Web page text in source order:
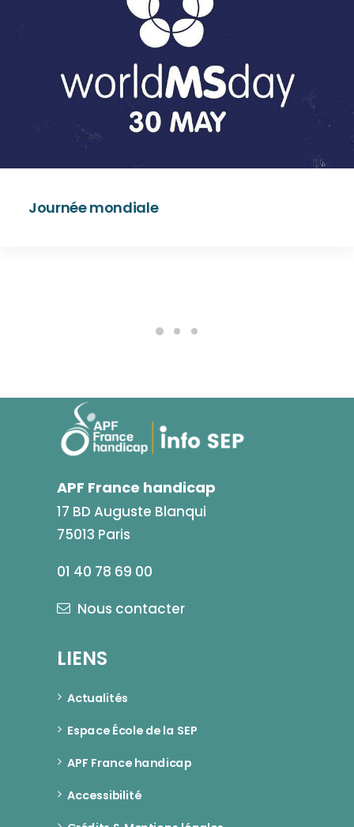
Journée mondiale
APF France handicap
17 BD Auguste Blanqui
75013 Paris
01 40 78 69 00
Nous contacter
LIENS
Actualités
Espace École de la SEP
APF France handicap
Accessibilité